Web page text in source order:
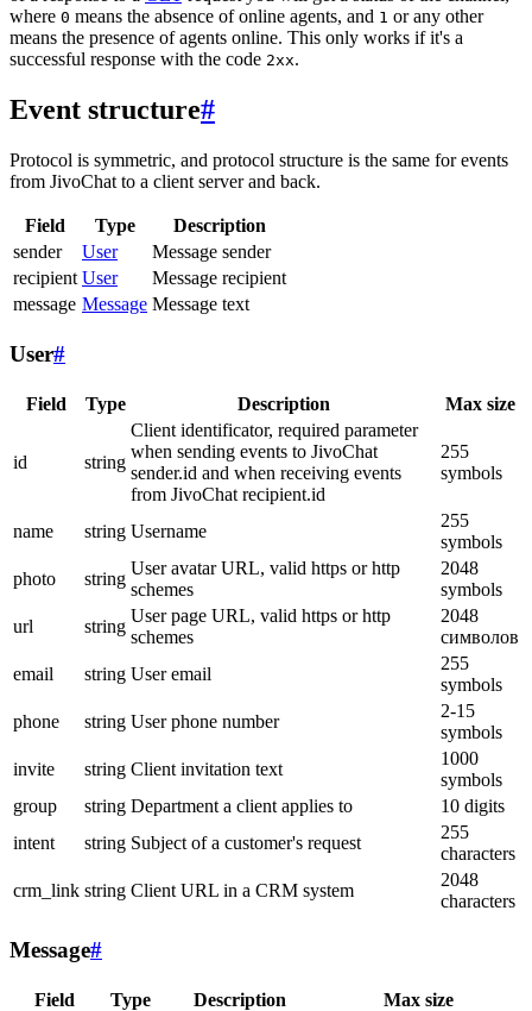
where 0 means the absence of online agents, and 1 or any other
means the presence of agents online. This only works if it's a
successful response with the code 2xx.
Event structure#
Protocol is symmetric, and protocol structure is the same for events
from JivoChat to a client server and back.
Field Type
Description
sender
User
Message sender
recipient User
Message recipient
message Message Message text
User#
Field Type Description Max size
id string
Client identificator, required parameter
when sending events to JivoChat
sender.id and when receiving events
from JivoChat recipient.id
255
symbols
name string Username
255
symbols
photo
string
User avatar URL, valid https or http
schemes
2048
symbols
url
string
User page URL, valid https or http
schemes
2048
символов
email
string User email
255
symbols
phone
string User phone number
2-15
symbols
invite
string Client invitation text
1000
symbols
group
string Department a client applies to
10 digits
intent
string Subject of a customer's request
255
characters
crm_link string Client URL in a CRM system
2048
characters
Message#
Field Type Description Max size